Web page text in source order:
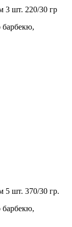
3 шт. 220/30 гр
барбекю,
5 шт. 370/30 гр.
барбекю,